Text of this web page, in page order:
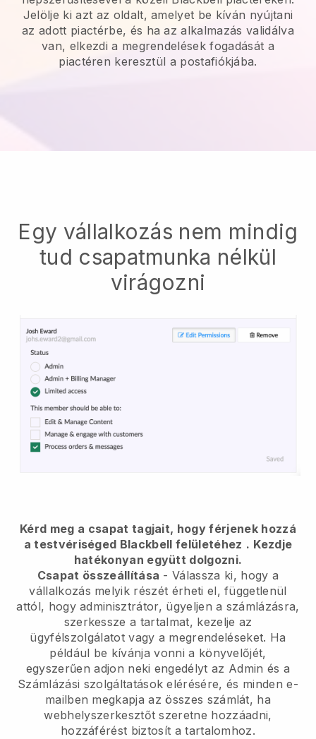
Jelölje ki azt az oldalt, amelyet be kíván nyújtani
az adott piactérbe, és ha az alkalmazás validálva
van, elkezdi a megrendelések fogadását a
piactéren keresztül a postafiókjába.
Egy vállalkozás nem mindig
tud csapatmunka nélkül
virágozni
Kérd meg a csapat tagjait, hogy férjenek hozzá
a testvériséged Blackbell felületéhez . Kezdje
hatékonyan együtt dolgozni.
Csapat összeállítása - Válassza ki, hogy a
vállalkozás melyik részét érheti el, függetlenül
attól, hogy adminisztrátor, ügyeljen a számlázásra,
szerkessze a tartalmat, kezelje az
ügyfélszolgálatot vagy a megrendeléseket. Ha
például be kívánja vonni a könyvelőjét,
egyszerűen adjon neki engedélyt az Admin és a
Számlázási szolgáltatások elérésére, és minden e-
mailben megkapja az összes számlát, ha
webhelyszerkesztőt szeretne hozzáadni,
hozzáférést biztosít a tartalomhoz.